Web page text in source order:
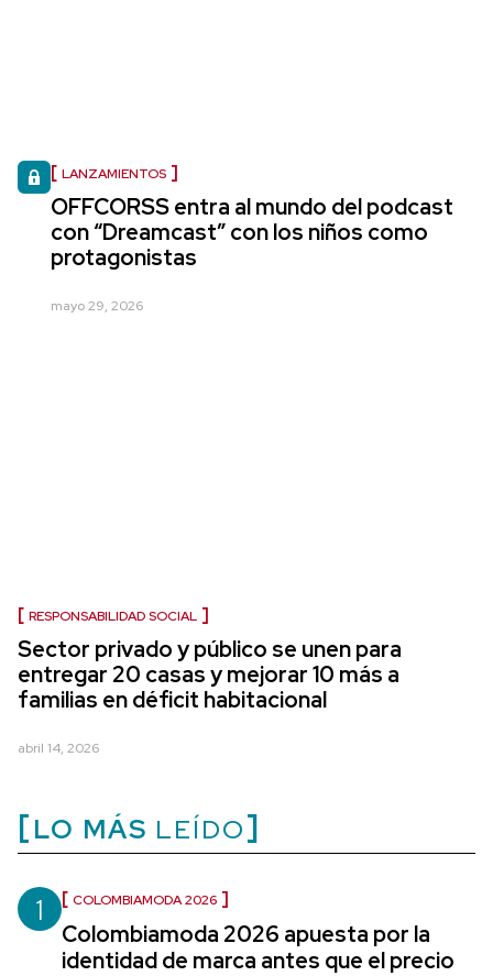
LANZAMIENTOS
OFFCORSS entra al mundo del podcast
con “Dreamcast” con los niños como
protagonistas
mayo 29, 2026
RESPONSABILIDAD SOCIAL
Sector privado y público se unen para
entregar 20 casas y mejorar 10 más a
familias en déficit habitacional
abril 14, 2026
LO MÁS LEÍDO
1 COLOMBIAMODA 2026
Colombiamoda 2026 apuesta por la
identidad de marca antes que el precio